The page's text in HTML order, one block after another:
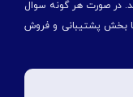
در صورت هر گونه سوال
با بخش پشتیبانی و فروش